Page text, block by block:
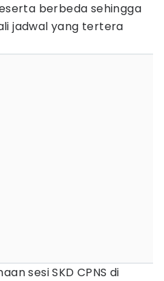
berbeda sehingga
jadwal yang tertera
sesi SKD CPNS di